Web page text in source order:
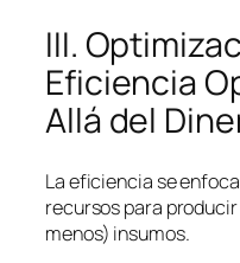
III.
Eficiencia
Allá del
La eficiencia se
recursos para
menos) insumos.